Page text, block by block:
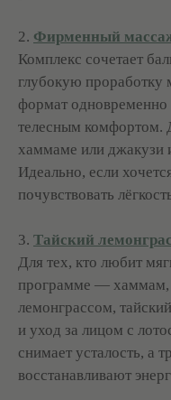
2. Фирменный
Комплекс сочетает
глубокую
формат
телесным комфортом.
хаммаме или джакузи
Идеально, если
почувствовать
3. Тайский
Для тех, кто любит
программе — хаммам,
лемонграссом,
и уход за лицом с
снимает усталость, а
восстанавливают